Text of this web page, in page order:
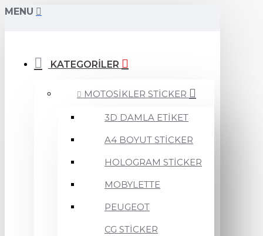
MENU
KATEGORİLER
MOTOSİKLER STİCKER
3D DAMLA ETİKET
A4 BOYUT STİCKER
HOLOGRAM STİCKER
MOBYLETTE
PEUGEOT
CG STİCKER